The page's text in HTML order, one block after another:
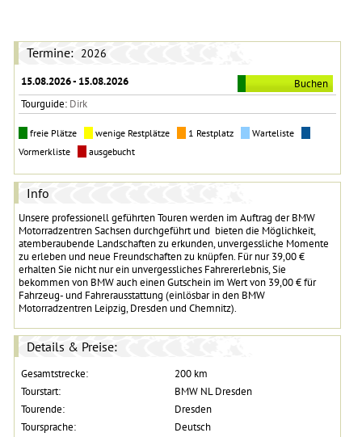
Termine: 2026
15.08.2026 - 15.08.2026
Buchen
Tourguide: Dirk
freie Plätze wenige Restplätze 1 Restplatz
Warteliste
Vormerkliste
ausgebucht
Info
Unsere professionell geführten Touren werden im Auftrag der BMW
Motorradzentren Sachsen durchgeführt und bieten die Möglichkeit,
atemberaubende Landschaften zu erkunden, unvergessliche Momente
zu erleben und neue Freundschaften zu knüpfen. Für nur 39,00 €
erhalten Sie nicht nur ein unvergessliches Fahrererlebnis, Sie
bekommen von BMW auch einen Gutschein im Wert von 39,00 € für
Fahrzeug- und Fahrerausstattung (einlösbar in den BMW
Motorradzentren Leipzig, Dresden und Chemnitz).
Details & Preise:
Gesamtstrecke:
200 km
Tourstart:
BMW NL Dresden
Tourende:
Dresden
Toursprache:
Deutsch